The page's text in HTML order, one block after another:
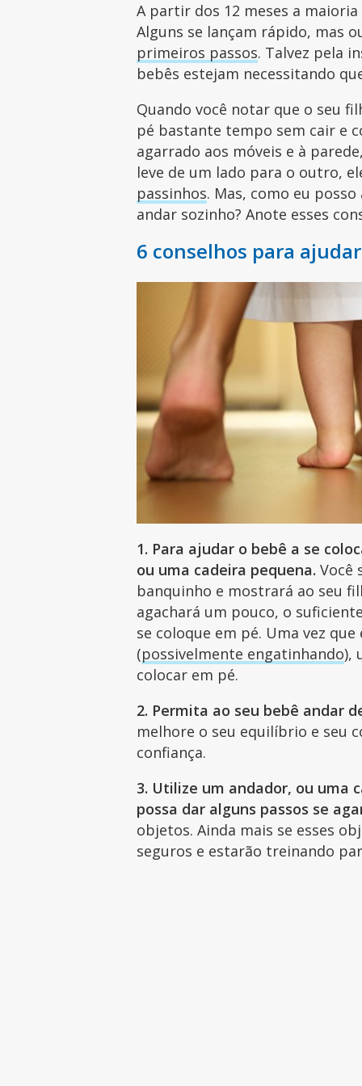
A partir dos 12 meses a
Alguns se lançam rápido, mas
primeiros passos. Talvez pela
bebês estejam necessitando
Quando você notar que o seu
pé bastante tempo sem cair e
agarrado aos móveis e à
leve de um lado para o outro,
passinhos. Mas, como eu
andar sozinho? Anote esses
6 conselhos para
1. Para ajudar o bebê a se
ou uma cadeira pequena. Você
banquinho e mostrará ao seu
agachará um pouco, o
se coloque em pé. Uma vez
(possivelmente engatinhando),
colocar em pé.
2. Permita ao seu bebê andar
melhore o seu equilíbrio e seu
confiança.
3. Utilize um andador, ou uma
possa dar alguns passos se
objetos. Ainda mais se esses
seguros e estarão treinando